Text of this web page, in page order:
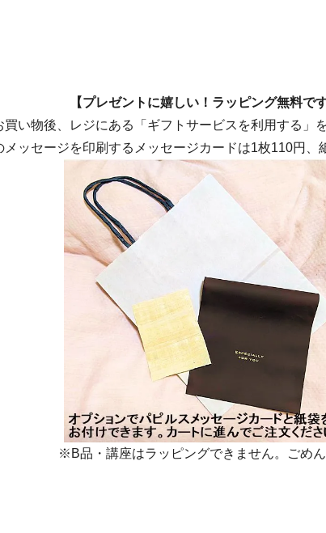
【プレゼントに嬉しい！ラッピング無料です
買い物後、レジにある「ギフトサービスを利用する」
ッセージを印刷するメッセージカードは1枚110円
※B品・講座はラッピングできません。ごめん